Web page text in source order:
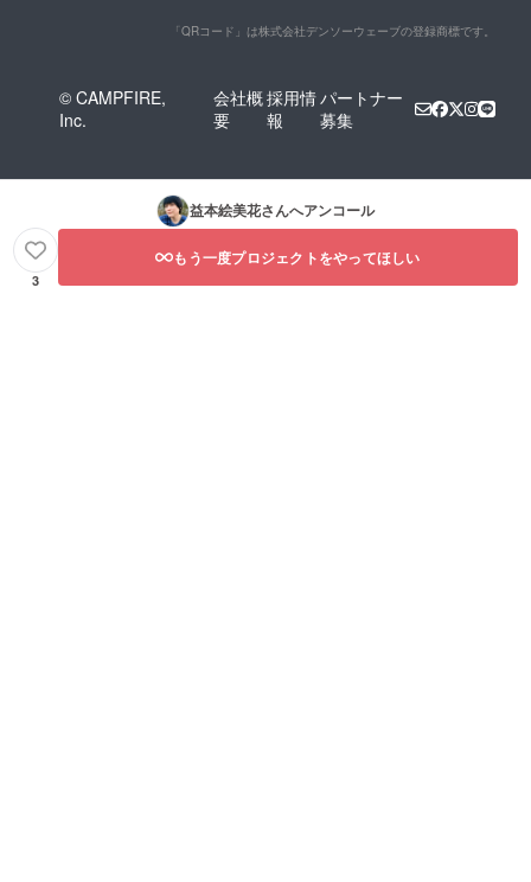
「QRコード」は株式会社デンソーウェーブの登録商標です。
© CAMPFIRE,
Inc.
会社概
要
採用情
報
パートナー
募集
益本絵美花さんへアンコール
3
もう一度プロジェクトをやってほしい